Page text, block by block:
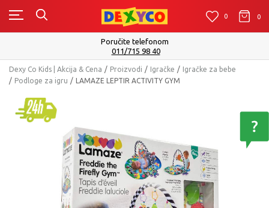
0 0 0
Isporuku možete očekivati u roku od 2 do 4 radna dana!
Pogledaj više
Dexy Co Kids | Akcija & Cena Proizvodi Igračke
Igračke za bebe
Podloge za igru
LAMAZE LEPTIR ACTIVITY GYM